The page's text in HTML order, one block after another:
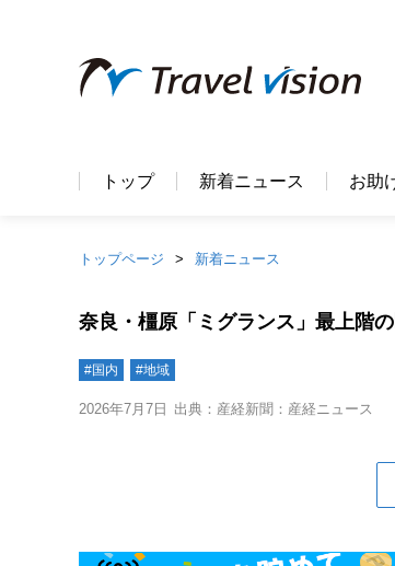
トップ 新着ニュース お助
トップページ 新着ニュース
奈良・橿原「ミグランス」最上階
#国内 #地域
2026年7月7日 出典：産経新聞：産経ニュース